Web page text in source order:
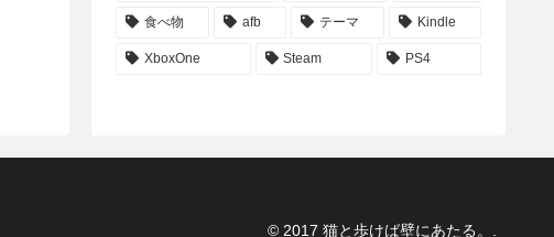
食べ物 afb テーマ Kindle
XboxOne Steam PS4
© 2017 猫と歩けば壁にあたる。.